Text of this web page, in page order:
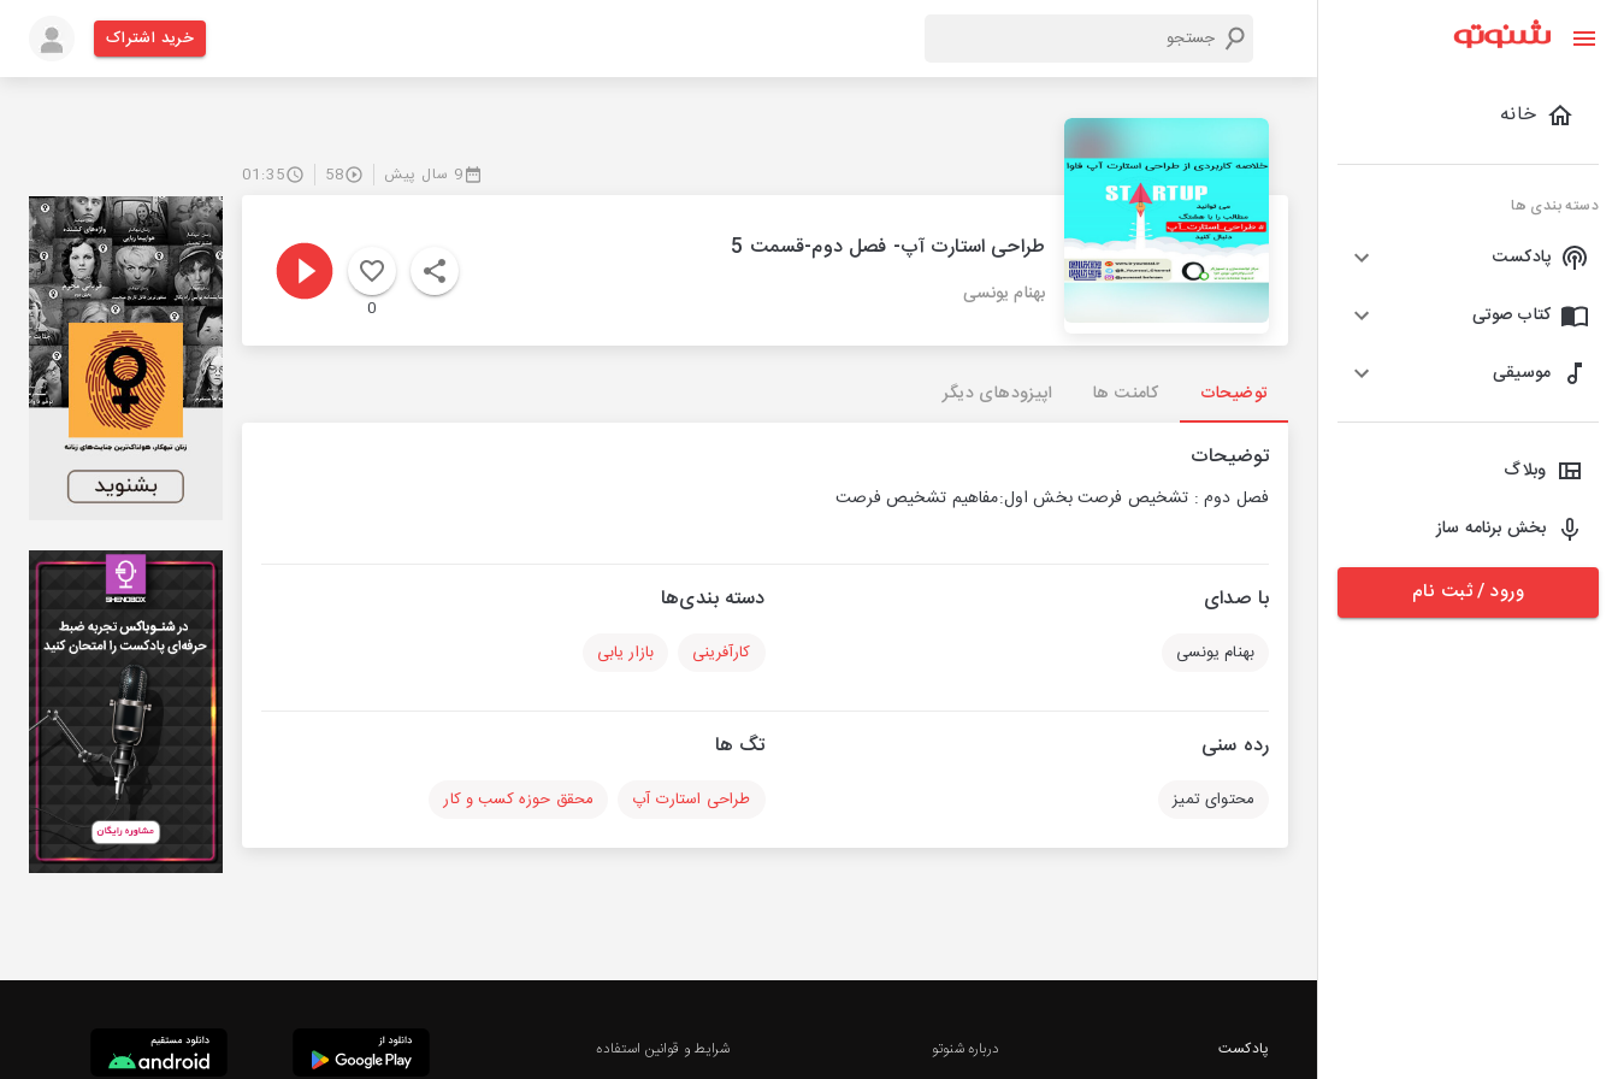
خانه
دسته بندی ها
پادکست
کتاب صوتی
موسیقی
وبلاگ
بخش برنامه ساز
ورود / ثبت نام
خرید اشتراک
9 سال پیش 58
01:35
طراحی استارت آپ- فصل دوم-قسمت 5
بهنام یونسی
0
توضیحات کامنت ها اپیزودهای دیگر
توضیحات
فصل دوم : تشخیص فرصت بخش اول:مفاهیم تشخیص فرصت
با صدای
بهنام یونسی
دسته بندی‌ها
کارآفرینی بازار یابی
رده سنی
محتوای تمیز
تگ ها
طراحی استارت‌ آپ محقق حوزه کسب و کار
پادکست
درباره شنوتو
شرایط و قوانین استفاده